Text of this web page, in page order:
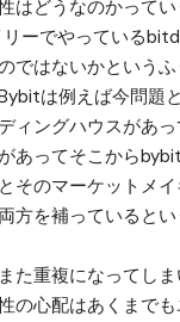
はどうなのかって
ーでやっている
ではないかというふ
は例えば今問題
ィングハウスがあ
あってそこから
そのマーケットメ
方を補っていると
た重複になってし
の心配はあくまで